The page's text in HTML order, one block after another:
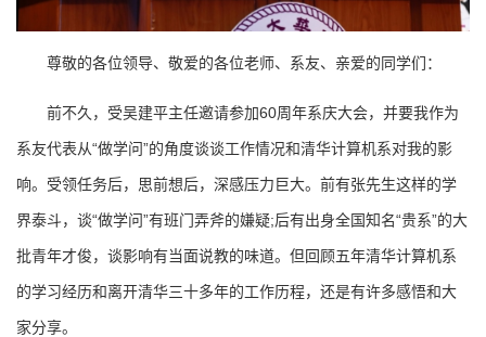
尊敬的各位领导、敬爱的各位老师、系友、亲爱的同学们：
前不久，受吴建平主任邀请参加60周年系庆大会，并要我作为
系友代表从“做学问”的角度谈谈工作情况和清华计算机系对我的影
响。受领任务后，思前想后，深感压力巨大。前有张先生这样的学
界泰斗，谈“做学问”有班门弄斧的嫌疑;后有出身全国知名“贵系”的大
批青年才俊，谈影响有当面说教的味道。但回顾五年清华计算机系
的学习经历和离开清华三十多年的工作历程，还是有许多感悟和大
家分享。